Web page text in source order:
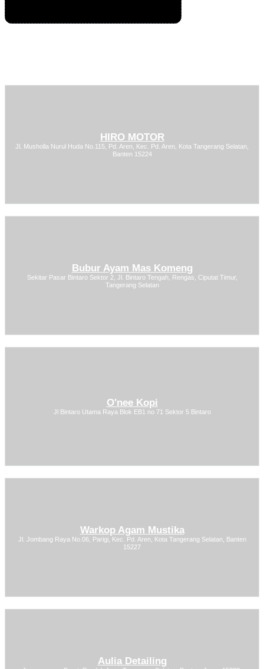
HIRO MOTOR
Jl. Musholla Nurul Huda No.115, Pd. Aren, Kec. Pd. Aren, Kota Tangerang Selatan,
Banten 15224
Bubur Ayam Mas Komeng
Sekitar Pasar Bintaro Sektor 2, Jl. Bintaro Tengah, Rengas, Ciputat Timur,
Tangerang Selatan
O'nee Kopi
Jl Bintaro Utama Raya Blok EB1 no 71 Sektor 5 Bintaro
Warkop Agam Mustika
Jl. Jombang Raya No.06, Parigi, Kec. Pd. Aren, Kota Tangerang Selatan, Banten
15227
Aulia Detailing